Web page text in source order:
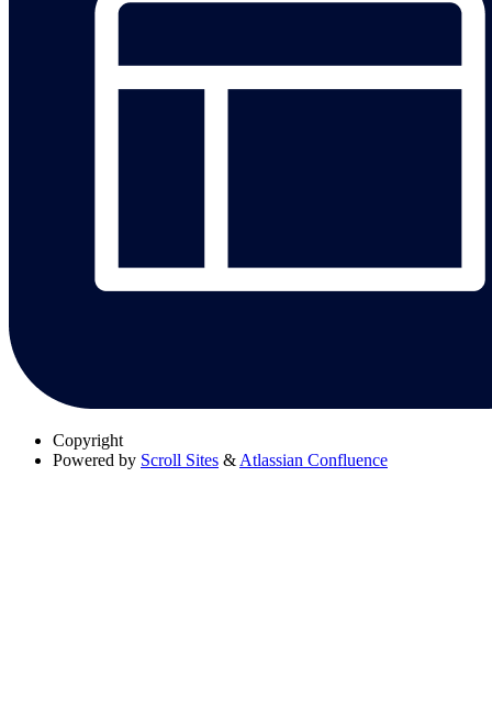
Copyright
Powered by Scroll Sites & Atlassian Confluence